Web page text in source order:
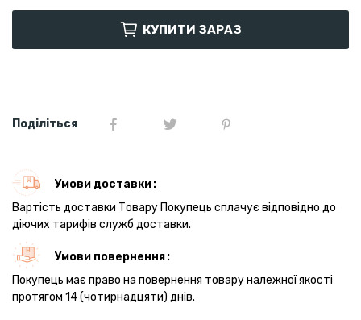
КУПИТИ ЗАРАЗ
Поділіться
Умови доставки
Вартість доставки Товару Покупець сплачує відповідно до
діючих тарифів служб доставки.
Умови повернення
Покупець має право на повернення товару належної якості
протягом 14 (чотирнадцяти) днів.